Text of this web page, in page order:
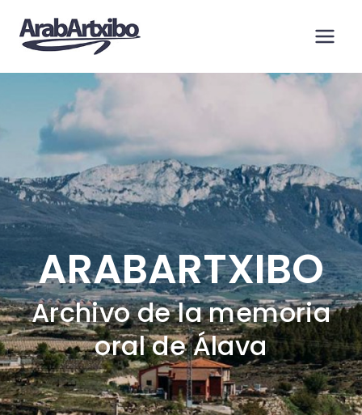
contenido
ARABARTXIBO
Archivo de la memoria
oral de Álava